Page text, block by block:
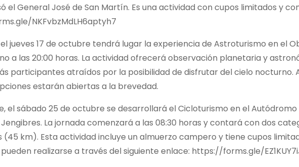
el General José de San Martín. Es una actividad con cupos limitados y
NKFvbzMdLH6aptyh7
jueves 17 de octubre tendrá lugar la experiencia de Astroturismo en el
a las 20:00 horas. La actividad ofrecerá observación planetaria y
participantes atraídos por la posibilidad de disfrutar del cielo nocturno.
estarán abiertas a la brevedad.
el sábado 25 de octubre se desarrollará el Cicloturismo en el
Jengibres. La jornada comenzará a las 08:30 horas y contará con dos
(45 km). Esta actividad incluye un almuerzo campero y tiene cupos
realizarse a través del siguiente enlace: https://forms.gle/